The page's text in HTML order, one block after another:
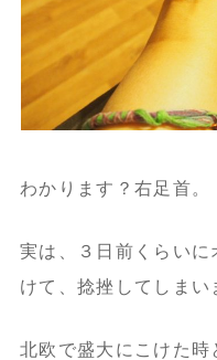
わかります？右足首。
実は、３日前くらいに
けて、捻挫してしまい
北欧で盛大にこけた時